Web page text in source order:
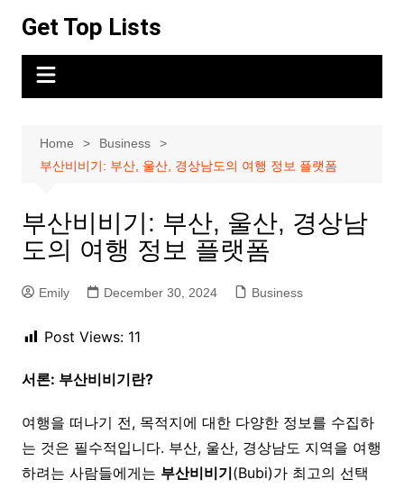
content
Get Top Lists
Home
Business
부산비비기: 부산, 울산, 경상남도의 여행 정보 플랫폼
부산비비기: 부산, 울산, 경상남
도의 여행 정보 플랫폼
Emily December 30, 2024 Business
Post Views: 11
서론: 부산비비기란?
여행을 떠나기 전, 목적지에 대한 다양한 정보를 수집하
는 것은 필수적입니다. 부산, 울산, 경상남도 지역을 여행
하려는 사람들에게는 부산비비기(Bubi)가 최고의 선택